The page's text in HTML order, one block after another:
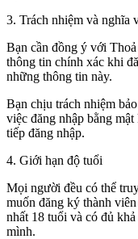
3. Trách nhiệm và nghĩa
Bạn cần đồng ý với
thông tin chính xác khi
những thông tin này.
Bạn chịu trách nhiệm
việc đăng nhập bằng
tiếp đăng nhập.
4. Giới hạn độ tuổi
Mọi người đều có thể
muốn đăng ký thành
nhất 18 tuổi và có đủ
mình.